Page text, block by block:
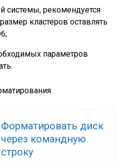
системы, рекомендуется
кластеров оставлять
параметров
Форматировать диск
через командную
строку